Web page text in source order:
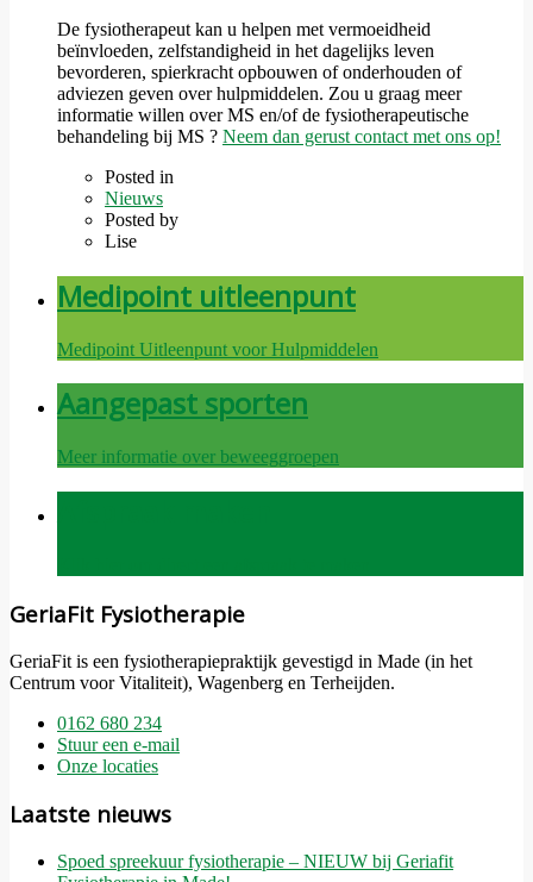
De fysiotherapeut kan u helpen met vermoeidheid
beïnvloeden, zelfstandigheid in het dagelijks leven
bevorderen, spierkracht opbouwen of onderhouden of
adviezen geven over hulpmiddelen. Zou u graag meer
informatie willen over MS en/of de fysiotherapeutische
behandeling bij MS ? Neem dan gerust contact met ons op!
Posted in
Nieuws
Posted by
Lise
Medipoint uitleenpunt
Medipoint Uitleenpunt voor Hulpmiddelen
Aangepast sporten
Meer informatie over beweeggroepen
GeriaFit Fysiotherapie
GeriaFit is een fysiotherapiepraktijk gevestigd in Made (in het
Centrum voor Vitaliteit), Wagenberg en Terheijden.
0162 680 234
Stuur een e-mail
Onze locaties
Laatste nieuws
Spoed spreekuur fysiotherapie – NIEUW bij Geriafit